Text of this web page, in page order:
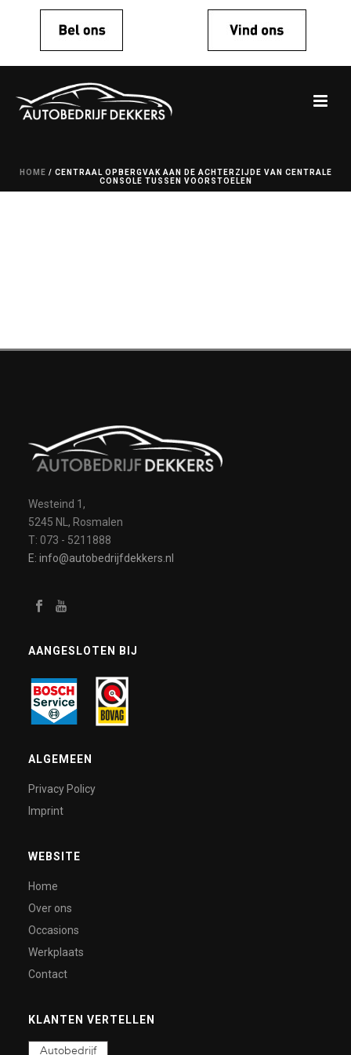
HOME / CENTRAAL OPBERGVAK AAN DE ACHTERZIJDE VAN CENTRALE
CONSOLE TUSSEN VOORSTOELEN
Westeind 1,
5245 NL, Rosmalen
T: 073 - 5211888
E: info@autobedrijfdekkers.nl
AANGESLOTEN BIJ
ALGEMEEN
Privacy Policy
Imprint
WEBSITE
Home
Over ons
Occasions
Werkplaats
Contact
KLANTEN VERTELLEN
Autobedrijf